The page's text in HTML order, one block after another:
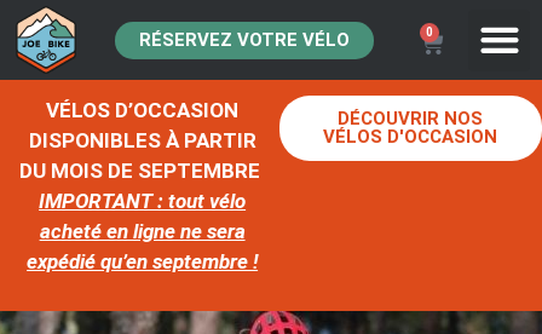
0
RÉSERVEZ VOTRE VÉLO
VÉLOS D’OCCASION
DISPONIBLES À PARTIR
DU MOIS DE SEPTEMBRE
IMPORTANT : tout vélo
acheté en ligne ne sera
expédié qu’en septembre !
DÉCOUVRIR NOS
VÉLOS D'OCCASION